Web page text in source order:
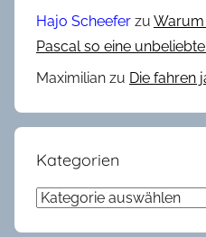
r
e
R
a
d
Hajo Scheefer zu
Pascal so eine
Maximilian zu Die fahren
Kategorien
Kategorien